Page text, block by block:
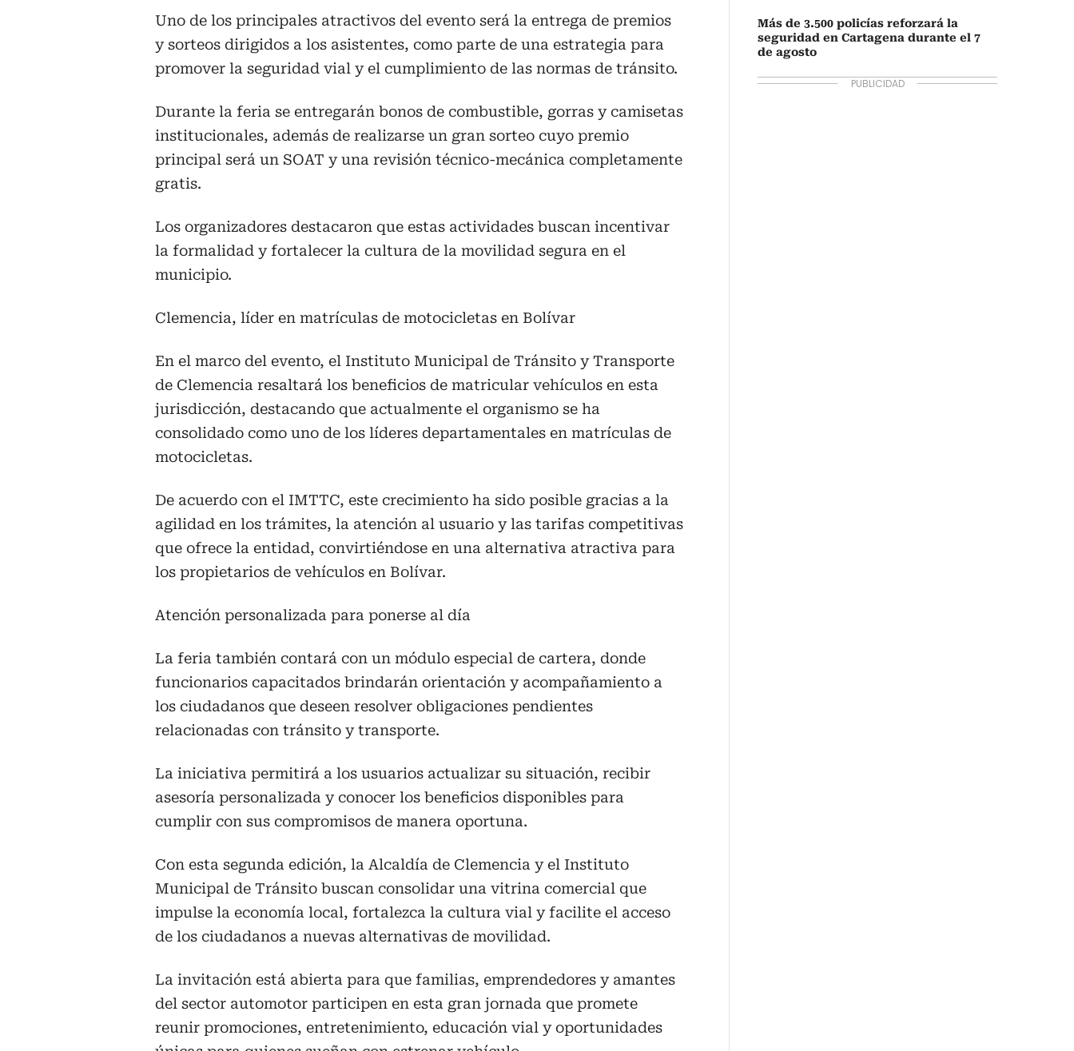
Uno de los principales atractivos del evento será la entrega de premios
y sorteos dirigidos a los asistentes, como parte de una estrategia para
promover la seguridad vial y el cumplimiento de las normas de tránsito.
Durante la feria se entregarán bonos de combustible, gorras y camisetas
institucionales, además de realizarse un gran sorteo cuyo premio
principal será un SOAT y una revisión técnico-mecánica completamente
gratis.
Los organizadores destacaron que estas actividades buscan incentivar
la formalidad y fortalecer la cultura de la movilidad segura en el
municipio.
Clemencia, líder en matrículas de motocicletas en Bolívar
En el marco del evento, el Instituto Municipal de Tránsito y Transporte
de Clemencia resaltará los beneficios de matricular vehículos en esta
jurisdicción, destacando que actualmente el organismo se ha
consolidado como uno de los líderes departamentales en matrículas de
motocicletas.
De acuerdo con el IMTTC, este crecimiento ha sido posible gracias a la
agilidad en los trámites, la atención al usuario y las tarifas competitivas
que ofrece la entidad, convirtiéndose en una alternativa atractiva para
los propietarios de vehículos en Bolívar.
Atención personalizada para ponerse al día
La feria también contará con un módulo especial de cartera, donde
funcionarios capacitados brindarán orientación y acompañamiento a
los ciudadanos que deseen resolver obligaciones pendientes
relacionadas con tránsito y transporte.
La iniciativa permitirá a los usuarios actualizar su situación, recibir
asesoría personalizada y conocer los beneficios disponibles para
cumplir con sus compromisos de manera oportuna.
Con esta segunda edición, la Alcaldía de Clemencia y el Instituto
Municipal de Tránsito buscan consolidar una vitrina comercial que
impulse la economía local, fortalezca la cultura vial y facilite el acceso
de los ciudadanos a nuevas alternativas de movilidad.
La invitación está abierta para que familias, emprendedores y amantes
del sector automotor participen en esta gran jornada que promete
reunir promociones, entretenimiento, educación vial y oportunidades
Más de 3.500 policías reforzará la
seguridad en Cartagena durante el 7
de agosto